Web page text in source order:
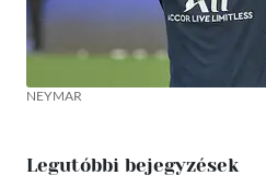
NEYMAR
Legutóbbi bejegyzések